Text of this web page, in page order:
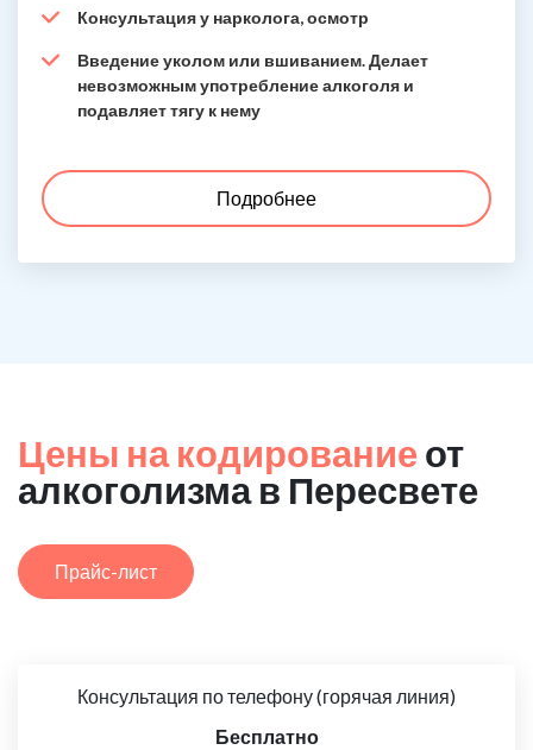
Консультация у нарколога, осмотр
Введение уколом или вшиванием. Делает
невозможным употребление алкоголя и
подавляет тягу к нему
Подробнее
Цены на кодирование от
алкоголизма в Пересвете
Прайс-лист
Консультация по телефону (горячая линия)
Бесплатно